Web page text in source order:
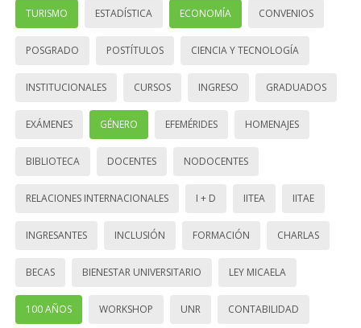
TURISMO ESTADÍSTICA ECONOMÍA CONVENIOS
POSGRADO POSTÍTULOS CIENCIA Y TECNOLOGÍA
INSTITUCIONALES CURSOS INGRESO GRADUADOS
EXÁMENES GÉNERO EFEMÉRIDES HOMENAJES
BIBLIOTECA DOCENTES NODOCENTES
RELACIONES INTERNACIONALES I + D IITEA IITAE
INGRESANTES INCLUSIÓN FORMACIÓN CHARLAS
BECAS BIENESTAR UNIVERSITARIO LEY MICAELA
100 AÑOS WORKSHOP UNR CONTABILIDAD